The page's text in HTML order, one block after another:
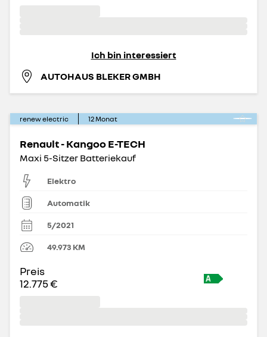
Ich bin interessiert
AUTOHAUS BLEKER GMBH
renew electric 12Monat
Renault - Kangoo E-TECH
Maxi 5-Sitzer Batteriekauf
Elektro
Automatik
5/2021
49.973 KM
Preis
12.775 €